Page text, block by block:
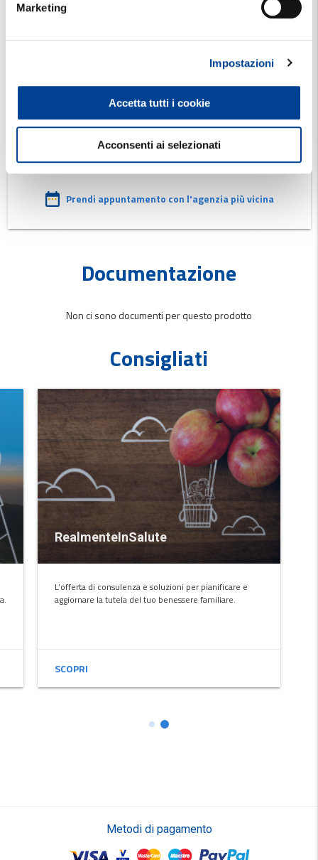
Marketing
Impostazioni
Accetta tutti i cookie
Acconsenti ai selezionati
Prima della sottoscrizione leggere il Set
Informativo, disponibile anche presso le Agenzie
Prendi appuntamento con l'agenzia più vicina
Documentazione
Non ci sono documenti per questo prodotto
Consigliati
RealmenteInSalute
L’offerta di consulenza e soluzioni per pianificare e
aggiornare la tutela del tuo benessere familiare.
SCOPRI
Metodi di pagamento